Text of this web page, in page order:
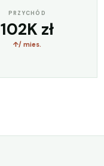
PRZYCHÓD
102K zł
/ mies.